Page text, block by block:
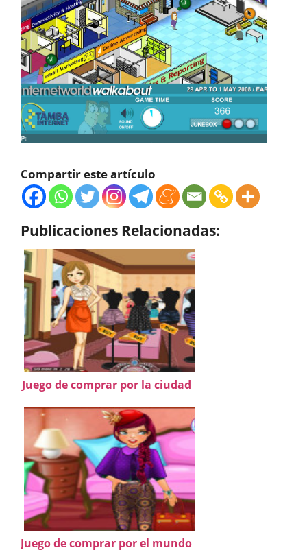
Compartir este artículo
Publicaciones Relacionadas:
Juego de comprar por la ciudad
Juego de comprar por el mundo